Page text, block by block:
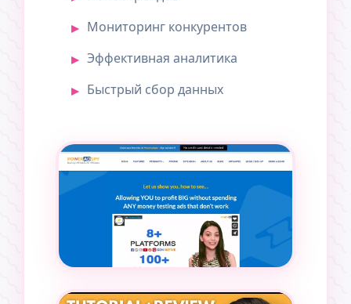
Мониторинг конкурентов
Эффективная аналитика
Быстрый сбор данных